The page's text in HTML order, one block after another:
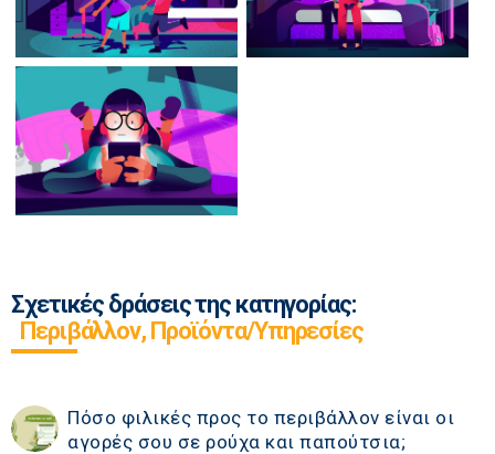
Σχετικές δράσεις της κατηγορίας:
Περιβάλλον, Προϊόντα/Υπηρεσίες
Πόσο φιλικές προς το περιβάλλον είναι οι
αγορές σου σε ρούχα και παπούτσια;